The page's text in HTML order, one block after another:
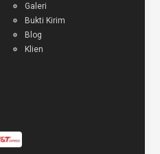
Galeri
Bukti Kirim
Blog
Klien